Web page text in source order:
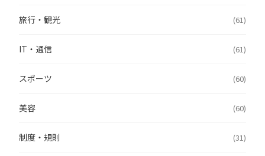
旅行・観光 (61)
IT・通信 (61)
スポーツ (60)
美容 (60)
制度・規則 (31)